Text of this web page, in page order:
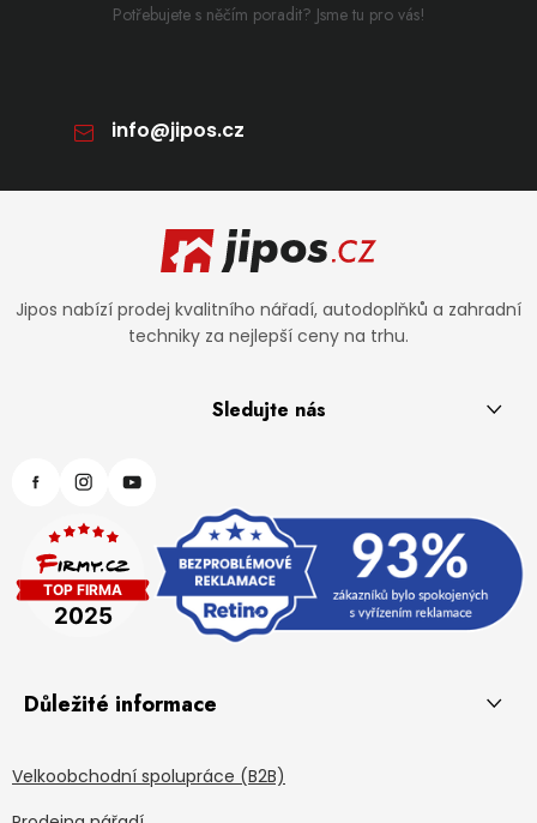
Potřebujete s něčím poradit? Jsme tu pro vás!
info@jipos.cz
Zápatí
Jipos nabízí prodej kvalitního nářadí, autodoplňků a zahradní
techniky za nejlepší ceny na trhu.
Sledujte nás
Důležité informace
Velkoobchodní spolupráce (B2B)